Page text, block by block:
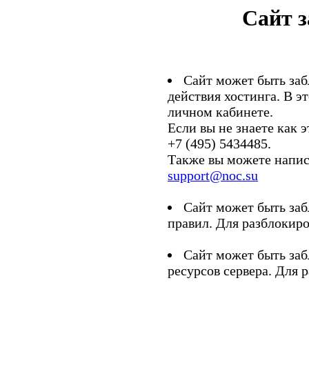
Сайт
Сайт может быть
действия хостинга. В
личном кабинете.
Если вы не знаете как
+7 (495) 5434485.
Также вы можете
support@noc.su
Сайт может быть
правил. Для
Сайт может быть
ресурсов сервера. Для